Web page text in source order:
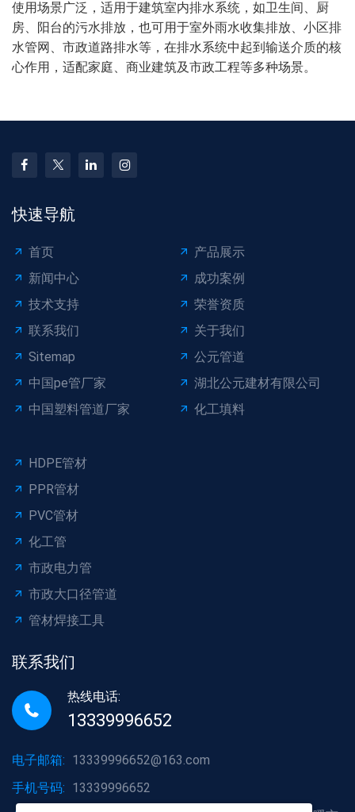
使用场景广泛，适用于建筑室内排水系统，如卫生间、厨
房、阳台的污水排放，也可用于室外雨水收集排放、小区排
水管网、市政道路排水等，在排水系统中起到输送介质的核
心作用，适配家庭、商业建筑及市政工程等多种场景。
快速导航
首页
产品展示
新闻中心
成功案例
技术支持
荣誉资质
联系我们
关于我们
Sitemap
公元管道
中国pe管厂家
湖北公元建材有限公司
中国塑料管道厂家
化工填料
HDPE管材
PPR管材
PVC管材
化工管
市政电力管
市政大口径管道
管材焊接工具
联系我们
热线电话:
13339996652
电子邮箱: 13339996652@163.com
手机号码: 13339996652